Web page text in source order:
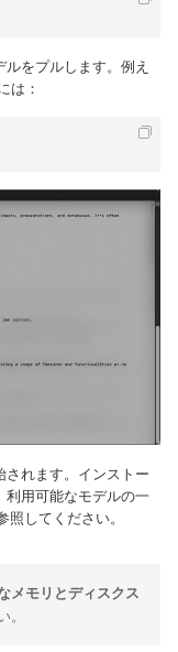
をプルします。例え
は：
れます。インストー
用可能なモデルの一
照してください。
メモリとディスクス